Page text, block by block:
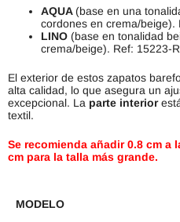
AQUA(base en una
cordones en crema/beige).
LINO (base en tonalidad
crema/beige). Ref: 15223-
El exterior de estos zapatos
alta calidad, lo que asegura un
excepcional. La parte interior
textil.
Se recomienda añadir 0.8 cm a
cm para la talla más grande.
MODELO